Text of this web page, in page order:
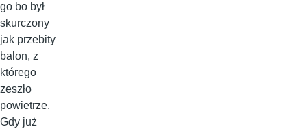
go bo był
skurczony
jak przebity
balon, z
którego
zeszło
powietrze.
Gdy już